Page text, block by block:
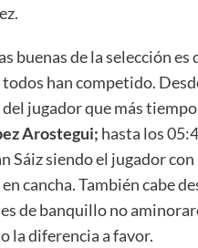
buenas de la selección es
todos han competido.
jugador que más
Arostegui; hasta los
Sáiz siendo el jugador con
cancha. También cabe
de banquillo no
la diferencia a favor.